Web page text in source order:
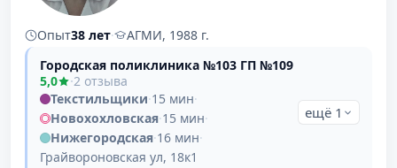
Опыт38 лет·
АГМИ, 1988 г.
Городская поликлиника №103 ГП №109
5,0
·2 отзыва
Текстильщики·15 мин·
Новохохловская·15 мин·
Нижегородская·16 мин·
Грайвороновская ул, 18к1
ещё 1